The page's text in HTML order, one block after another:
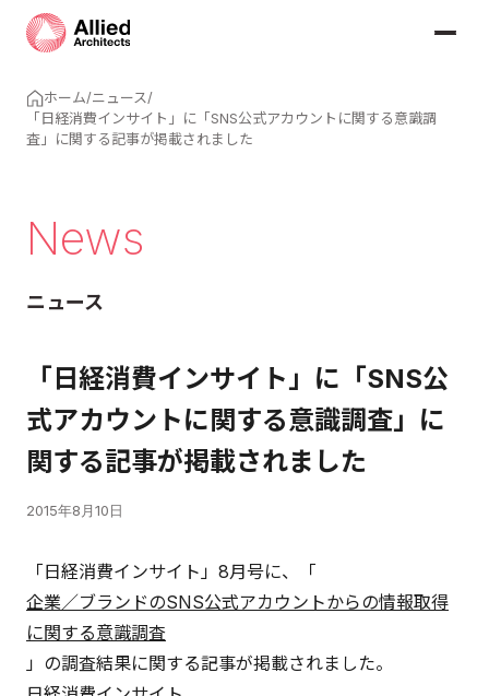
ホーム/ニュース/
「日経消費インサイト」に「SNS公式アカウントに関する意識調
査」に関する記事が掲載されました
News
ニュース
「日経消費インサイト」に「SNS公
式アカウントに関する意識調査」に
関する記事が掲載されました
2015年8月10日
「日経消費インサイト」8月号に、「
企業／ブランドのSNS公式アカウントからの情報取得
に関する意識調査
」の調査結果に関する記事が掲載されました。